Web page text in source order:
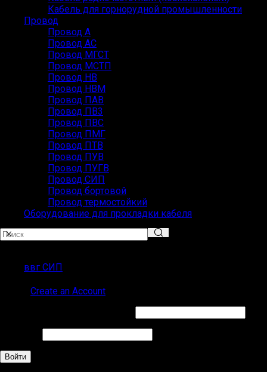
Кабель для горнорудной промышленности
Провод
Провод А
Провод АС
Провод МГСТ
Провод МСТП
Провод НВ
Провод НВМ
Провод ПАВ
Провод ПВ3
Провод ПВС
Провод ПМГ
Провод ПТВ
Провод ПУВ
Провод ПУГВ
Провод СИП
Провод бортовой
Провод термостойкий
Оборудование для прокладки кабеля
ввг СИП
Create an Account
Войти